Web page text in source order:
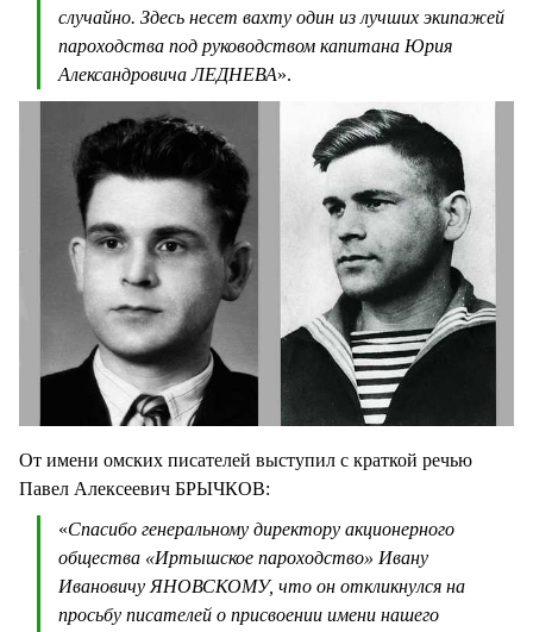
случайно. Здесь несет вахту один из лучших экипажей
пароходства под руководством капитана Юрия
Александровича ЛЕДНЕВА».
От имени омских писателей выступил с краткой речью
Павел Алексеевич БРЫЧКОВ:
«Спасибо генеральному директору акционерного
общества «Иртышское пароходство» Ивану
Ивановичу ЯНОВСКОМУ, что он откликнулся на
просьбу писателей о присвоении имени нашего